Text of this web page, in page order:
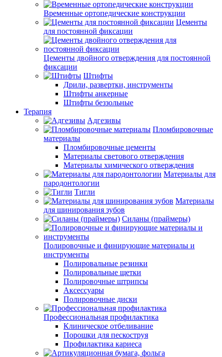
Временные ортопедические конструкции
Цементы
для постоянной фиксации
Цементы двойного отверждения для постоянной
фиксации
Штифты
Дрили, развертки, инструменты
Штифты анкерные
Штифты беззольные
Терапия
Адгезивы
Пломбировочные
материалы
Пломбировочные цементы
Материалы светового отверждения
Материалы химического отверждения
Материалы для
пародонтологии
Тигли
Материалы
для шинирования зубов
Силаны (праймеры)
Полировочные и финирующие материалы и
инструменты
Полировальные резинки
Полировальные щетки
Полировочные штрипсы
Аксессуары
Полировочные диски
Профессиональная профилактика
Клиническое отбеливание
Порошки для пескоструя
Профилактика кариеса